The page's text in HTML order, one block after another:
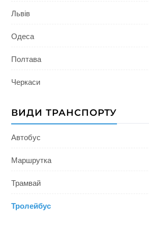
Львів
Одеса
Полтава
Черкаси
ВИДИ ТРАНСПОРТУ
Автобус
Маршрутка
Трамвай
Тролейбус